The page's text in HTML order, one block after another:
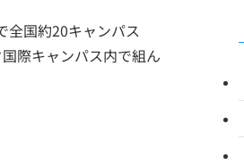
全国約20キャンパス
際キャンパス内で組ん